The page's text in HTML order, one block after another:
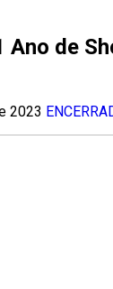
Ano de
2023